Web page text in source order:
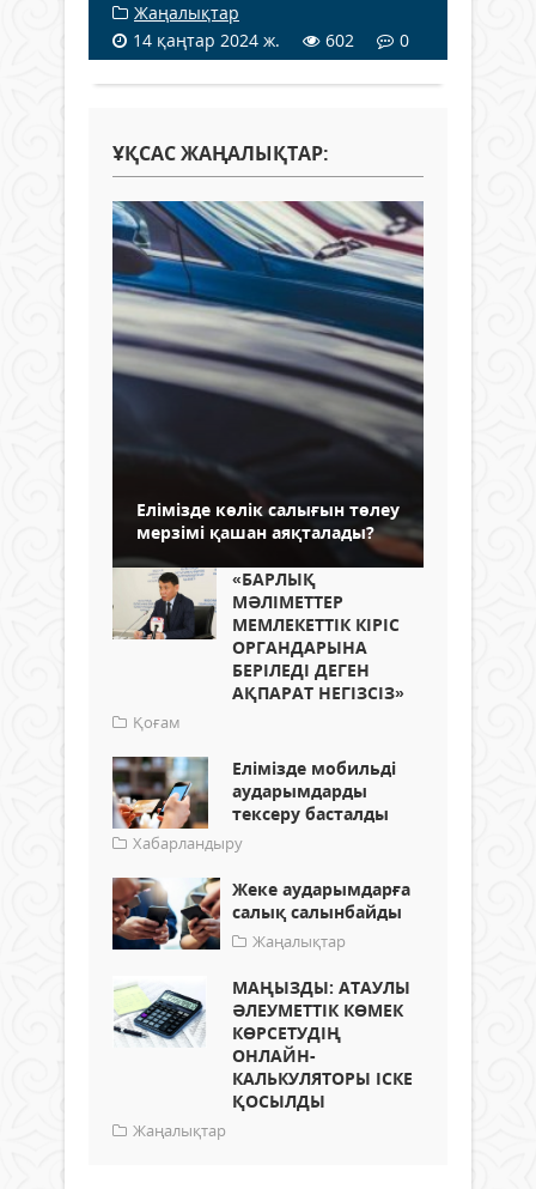
Жаңалықтар
14 қаңтар 2024 ж.
602 0
ҰҚСАС ЖАҢАЛЫҚТАР:
Елімізде көлік салығын төлеу
мерзімі қашан аяқталады?
«БАРЛЫҚ
МӘЛІМЕТТЕР
МЕМЛЕКЕТТІК КІРІС
ОРГАНДАРЫНА
БЕРІЛЕДІ ДЕГЕН
АҚПАРАТ НЕГІЗСІЗ»
Қоғам
Елімізде мобильді
аударымдарды
тексеру басталды
Хабарландыру
Жеке аударымдарға
салық салынбайды
Жаңалықтар
МАҢЫЗДЫ: АТАУЛЫ
ӘЛЕУМЕТТІК КӨМЕК
КӨРСЕТУДІҢ
ОНЛАЙН-
КАЛЬКУЛЯТОРЫ ІСКЕ
ҚОСЫЛДЫ
Жаңалықтар